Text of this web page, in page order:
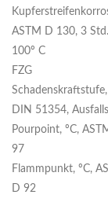
ASTM D 130, 3
100º C
FZG
Schadenskraftstufe,
DIN 51354,
Pourpoint, ºC,
97
Flammpunkt, ºC,
D 92